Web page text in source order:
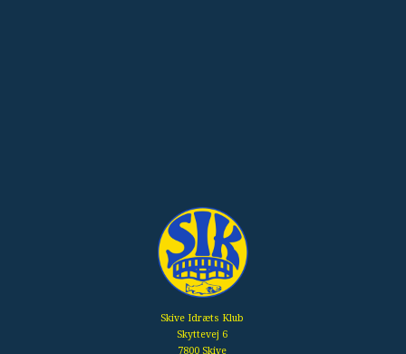
Skive Idræts Klub
Skyttevej 6
7800 Skive